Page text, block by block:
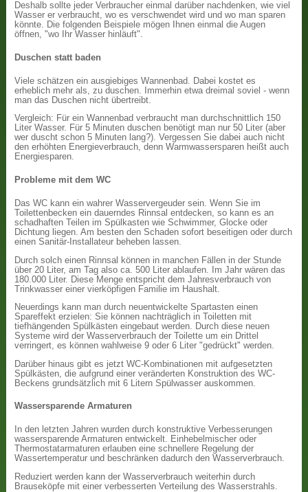
Deshalb sollte jeder Verbraucher einmal darüber nachdenken, wie viel
Wasser er verbraucht, wo es verschwendet wird und wo man sparen
könnte. Die folgenden Beispiele mögen Ihnen einmal die Augen
öffnen, "wo Ihr Wasser hinläuft".
Duschen statt baden
Viele schätzen ein ausgiebiges Wannenbad. Dabei kostet es
erheblich mehr als, zu duschen. Immerhin etwa dreimal soviel - wenn
man das Duschen nicht übertreibt.
Vergleich: Für ein Wannenbad verbraucht man durchschnittlich 150
Liter Wasser. Für 5 Minuten duschen benötigt man nur 50 Liter (aber
wer duscht schon 5 Minuten lang?). Vergessen Sie dabei auch nicht
den erhöhten Energieverbrauch, denn Warmwassersparen heißt auch
Energiesparen.
Probleme mit dem WC
Das WC kann ein wahrer Wasservergeuder sein. Wenn Sie im
Toilettenbecken ein dauerndes Rinnsal entdecken, so kann es an
schadhaften Teilen im Spülkasten wie Schwimmer, Glocke oder
Dichtung liegen. Am besten den Schaden sofort beseitigen oder durch
einen Sanitär-Installateur beheben lassen.
Durch solch einen Rinnsal können in manchen Fällen in der Stunde
über 20 Liter, am Tag also ca. 500 Liter ablaufen. Im Jahr wären das
180.000 Liter. Diese Menge entspricht dem Jahresverbrauch von
Trinkwasser einer vierköpfigen Familie im Haushalt.
Neuerdings kann man durch neuentwickelte Spartasten einen
Spareffekt erzielen: Sie können nachträglich in Toiletten mit
tiefhängenden Spülkästen eingebaut werden. Durch diese neuen
Systeme wird der Wasserverbrauch der Toilette um ein Drittel
verringert, es können wahlweise 9 oder 6 Liter "gedrückt" werden.
Darüber hinaus gibt es jetzt WC-Kombinationen mit aufgesetzten
Spülkästen, die aufgrund einer veränderten Konstruktion des WC-
Beckens grundsätzlich mit 6 Litern Spülwasser auskommen.
Wassersparende Armaturen
In den letzten Jahren wurden durch konstruktive Verbesserungen
wassersparende Armaturen entwickelt. Einhebelmischer oder
Thermostatarmaturen erlauben eine schnellere Regelung der
Wassertemperatur und beschränken dadurch den Wasserverbrauch.
Reduziert werden kann der Wasserverbrauch weiterhin durch
Brauseköpfe mit einer verbesserten Verteilung des Wasserstrahls.